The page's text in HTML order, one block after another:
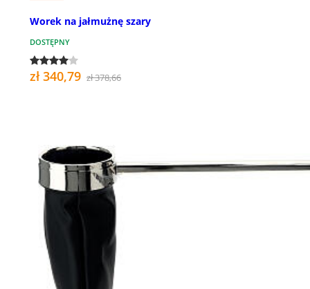
Worek na jałmużnę szary
DOSTĘPNY
zł 340,79 zł 378,66